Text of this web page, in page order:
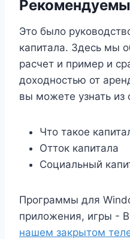
Это было
капитала. Здесь мы
расчет и пример и
доходностью от
вы можете узнать
Что такое
Отток капитала
Социальный
Программы для
приложения, игры -
нашем закрытом